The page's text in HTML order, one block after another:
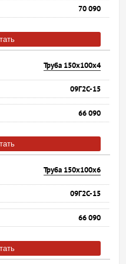
70 090
Труба 150х100х4
09Г2С-15
66 090
Труба 150х100х6
09Г2С-15
66 090